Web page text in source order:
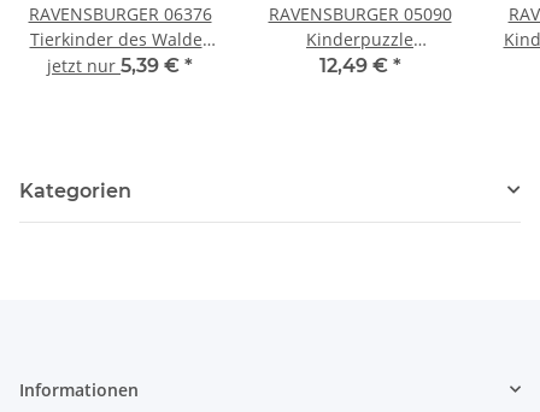
RAVENSBURGER 06376
Tierkinder des Waldes
15 Teile
jetzt nur 5,39 € *
RAVENSBURGER 05090
Kinderpuzzle
Gartenparty mit
12,49 € *
Kategorien
Informationen